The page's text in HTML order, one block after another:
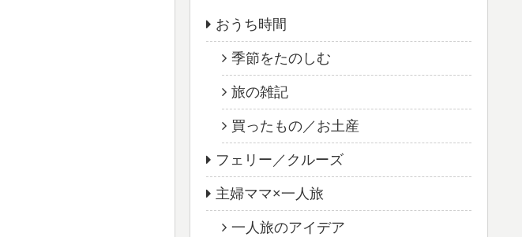
おうち時間
季節をたのしむ
旅の雑記
買ったもの／お土産
フェリー／クルーズ
主婦ママ×一人旅
一人旅のアイデア